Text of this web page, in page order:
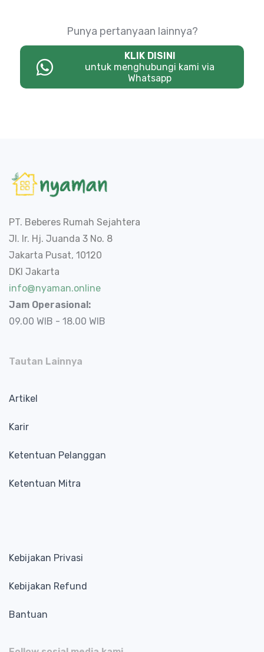
Punya pertanyaan lainnya?
KLIK DISINI
untuk menghubungi kami via
Whatsapp
PT. Beberes Rumah Sejahtera
Jl. Ir. Hj. Juanda 3 No. 8
Jakarta Pusat, 10120
DKI Jakarta
info@nyaman.online
Jam Operasional:
09.00 WIB - 18.00 WIB
Tautan Lainnya
Artikel
Karir
Ketentuan Pelanggan
Ketentuan Mitra
Kebijakan Privasi
Kebijakan Refund
Bantuan